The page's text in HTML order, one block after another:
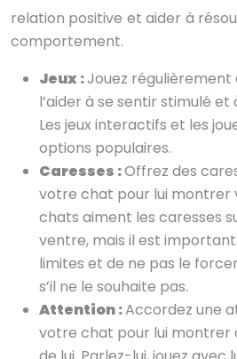
relation positive et aider à
comportement.
Jeux :Jouez
l’aider à se sentir stimulé
Les jeux interactifs et les
options populaires.
Caresses :Offrez des
votre chat pour lui montrer
chats aiment les caresses
ventre, mais il est
limites et de ne pas le
s’il ne le souhaite pas.
Attention :Accordez une
votre chat pour lui montrer